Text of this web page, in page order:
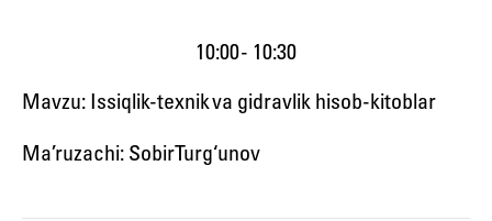
10:00 - 10:30
Mavzu: Issiqlik-texnik va gidravlik hisob-kitoblar
Ma’ruzachi: Sobir Turg‘unov